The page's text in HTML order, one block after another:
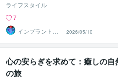
ライフスタイル
7
インプラント全
解除創始者｜魂
王DaI⭐︎
2026/05/10
心の安らぎを求めて：癒しの自
の旅